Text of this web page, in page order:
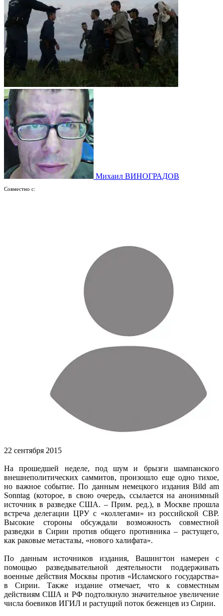
Михаил ВИНОГРАДОВ
Совместно с:
22 сентября 2015
На прошедшей неделе, под шум и брызги шампанского
внешнеполитических саммитов, произошло еще одно тихое,
но важное событие. По данным немецкого издания Bild am
Sonntag (которое, в свою очередь, ссылается на анонимный
источник в разведке США. – Прим. ред.), в Москве прошла
встреча делегации ЦРУ с «коллегами» из российской СВР.
Высокие стороны обсуждали возможность совместной
разведки в Сирии против общего противника – растущего,
как раковые метастазы, «нового халифата».
По данным источников издания, Вашингтон намерен с
помощью разведывательной деятельности поддерживать
военные действия Москвы против «Исламского государства»
в Сирии. Также издание отмечает, что к совместным
действиям США и РФ подтолкнуло значительное увеличение
числа боевиков ИГИЛ и растущий поток беженцев из Сирии.